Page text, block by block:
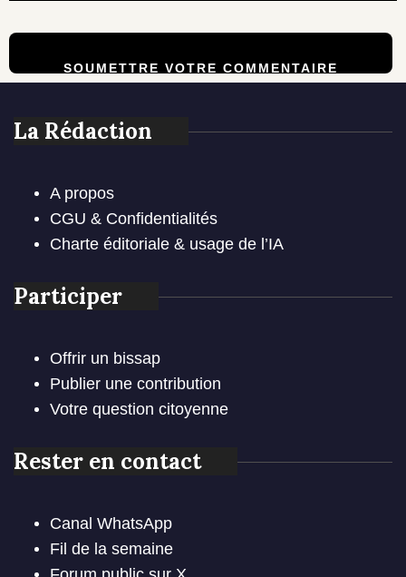
La Rédaction
A propos
CGU & Confidentialités
Charte éditoriale & usage de l’IA
Participer
Offrir un bissap
Publier une contribution
Votre question citoyenne
Rester en contact
Canal WhatsApp
Fil de la semaine